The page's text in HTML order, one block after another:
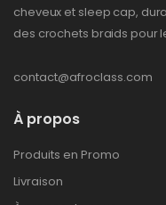
cheveux et sleep cap,
des crochets braids pour
contact@afroclass.com
À propos
Produits en Promo
Livraison